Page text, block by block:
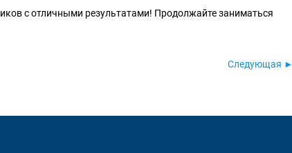
с отличными результатами! Продолжайте заниматься
Следующая ►